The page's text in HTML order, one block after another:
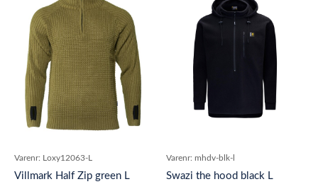
Varenr: Loxy12063-L
Villmark Half Zip green L
Varenr: mhdv-blk-l
Swazi the hood black L